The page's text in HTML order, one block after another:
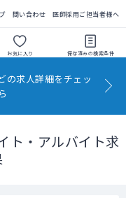
問い合わせ 医師採用ご担当者様へ
お気に入り 保存済みの検索条件
の求人詳細をチェッ
ト・アルバイト求